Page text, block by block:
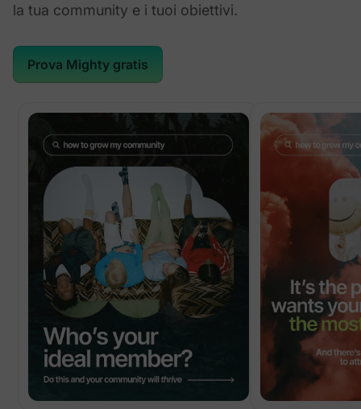
la tua community e i tuoi obiettivi.
Prova Mighty gratis